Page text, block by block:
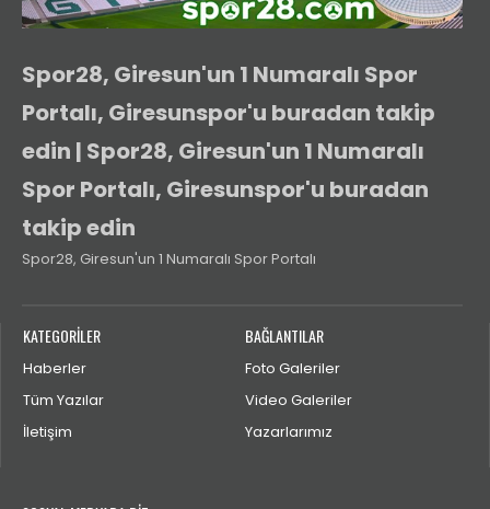
Spor28, Giresun'un 1 Numaralı Spor
Portalı, Giresunspor'u buradan takip
edin | Spor28, Giresun'un 1 Numaralı
Spor Portalı, Giresunspor'u buradan
takip edin
Spor28, Giresun'un 1 Numaralı Spor Portalı
KATEGORİLER
Haberler
Tüm Yazılar
İletişim
BAĞLANTILAR
Foto Galeriler
Video Galeriler
Yazarlarımız